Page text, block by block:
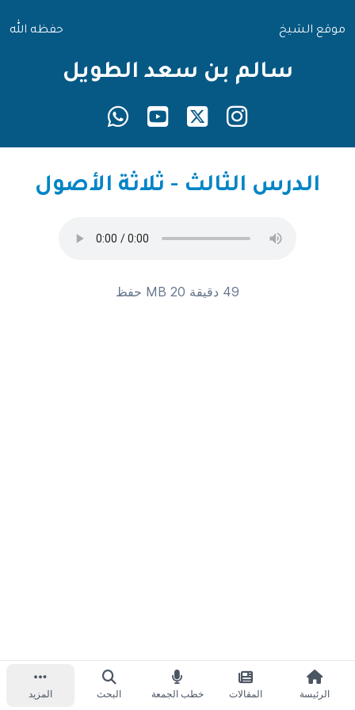
موقع الشيخ حفظه الله
سالم بن سعد الطويل
الدرس الثالث - ثلاثة الأصول
49 دقيقة 20 MB حفظ
الرئيسة المقالات خطب الجمعة البحث المزيد